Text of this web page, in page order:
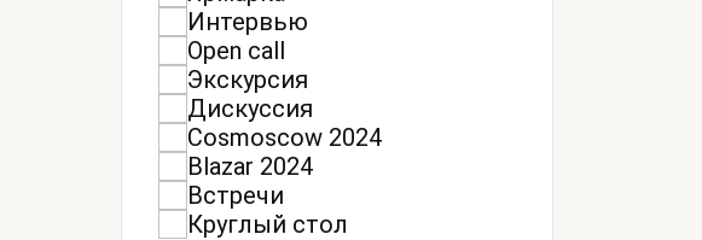
Интервью
Open call
Экскурсия
Дискуссия
Cosmoscow 2024
Blazar 2024
Встречи
Круглый стол